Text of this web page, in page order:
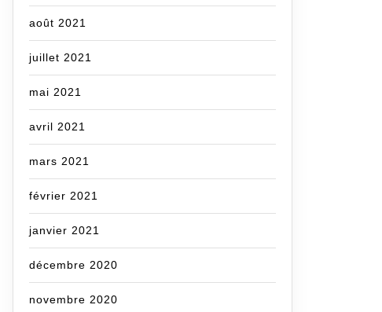
août 2021
juillet 2021
mai 2021
avril 2021
mars 2021
février 2021
janvier 2021
décembre 2020
novembre 2020